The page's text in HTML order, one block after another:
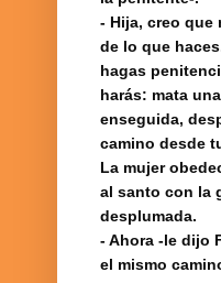
- Hija, creo que
de lo que
hagas
harás: mata
enseguida,
camino desde
La mujer
al santo con la
desplumada.
- Ahora -le dijo
el mismo